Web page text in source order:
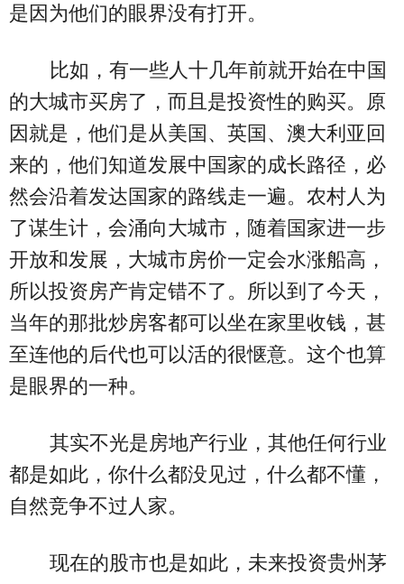
是因为他们的眼界没有打开。
比如，有一些人十几年前就开始在中国
的大城市买房了，而且是投资性的购买。原
因就是，他们是从美国、英国、澳大利亚回
来的，他们知道发展中国家的成长路径，必
然会沿着发达国家的路线走一遍。农村人为
了谋生计，会涌向大城市，随着国家进一步
开放和发展，大城市房价一定会水涨船高，
所以投资房产肯定错不了。所以到了今天，
当年的那批炒房客都可以坐在家里收钱，甚
至连他的后代也可以活的很惬意。这个也算
是眼界的一种。
其实不光是房地产行业，其他任何行业
都是如此，你什么都没见过，什么都不懂，
自然竞争不过人家。
现在的股市也是如此，未来投资贵州茅